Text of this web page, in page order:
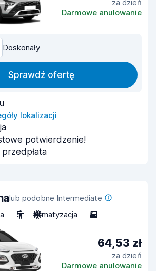
za dzień
Darmowe anulowanie
Doskonały
Sprawdź ofertę
lokalizacji
potwierdzenie!
lub podobne Intermediate
5 Klimatyzacja 5
64,53 zł
za dzień
Darmowe anulowanie